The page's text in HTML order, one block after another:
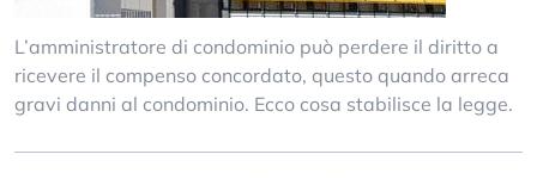
L’amministratore di condominio può perdere il diritto a
ricevere il compenso concordato, questo quando arreca
gravi danni al condominio. Ecco cosa stabilisce la legge.